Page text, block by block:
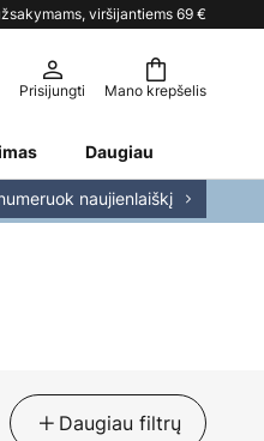
viršijantiems 69 €
Mano krepšelis
Prisijungti
Daugiau
naujienlaiškį
Daugiau filtrų